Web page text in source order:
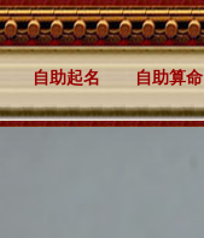
自助起名 自助算命